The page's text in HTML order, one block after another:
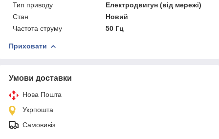
Тип приводу
Електродвигун (від мережі)
Стан
Новий
Частота струму
50 Гц
Приховати
Умови доставки
Нова Пошта
Укрпошта
Самовивіз